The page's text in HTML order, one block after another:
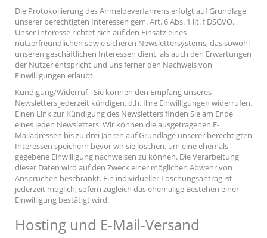
Die Protokollierung des Anmeldeverfahrens erfolgt auf Grundlage
unserer berechtigten Interessen gem. Art. 6 Abs. 1 lit. f DSGVO.
Unser Interesse richtet sich auf den Einsatz eines
nutzerfreundlichen sowie sicheren Newslettersystems, das sowohl
unseren geschäftlichen Interessen dient, als auch den Erwartungen
der Nutzer entspricht und uns ferner den Nachweis von
Einwilligungen erlaubt.
Kündigung/Widerruf - Sie können den Empfang unseres
Newsletters jederzeit kündigen, d.h. Ihre Einwilligungen widerrufen.
Einen Link zur Kündigung des Newsletters finden Sie am Ende
eines jeden Newsletters. Wir können die ausgetragenen E-
Mailadressen bis zu drei Jahren auf Grundlage unserer berechtigten
Interessen speichern bevor wir sie löschen, um eine ehemals
gegebene Einwilligung nachweisen zu können. Die Verarbeitung
dieser Daten wird auf den Zweck einer möglichen Abwehr von
Ansprüchen beschränkt. Ein individueller Löschungsantrag ist
jederzeit möglich, sofern zugleich das ehemalige Bestehen einer
Einwilligung bestätigt wird.
Hosting und E-Mail-Versand